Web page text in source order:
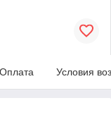
Оплата Условия